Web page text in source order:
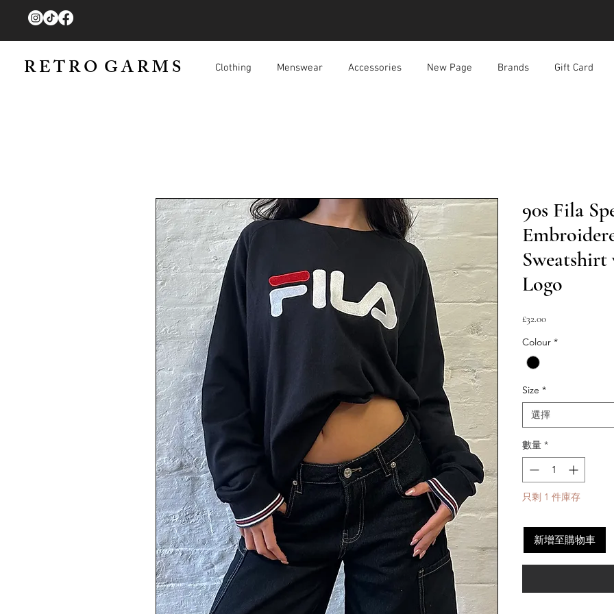
R E T R O G A R M S Clothing Menswear Accessories New Page Brands Gift Card
90s Fila
Logo
£32.00價
Colour *
Size *
選擇
數量 *
只剩 1 件庫存
新增至購物車